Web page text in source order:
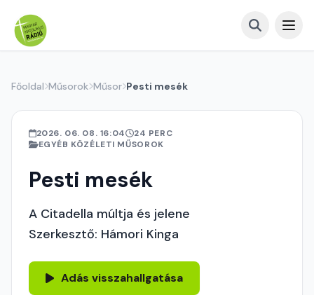
Főoldal Műsorok Műsor Pesti mesék
2026. 06. 08. 16:04
24 PERC
EGYÉB KÖZÉLETI MŰSOROK
Pesti mesék
A Citadella múltja és jelene
Szerkesztő: Hámori Kinga
Adás visszahallgatása